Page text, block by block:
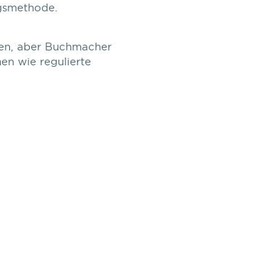
aber Buchmacher
wie regulierte